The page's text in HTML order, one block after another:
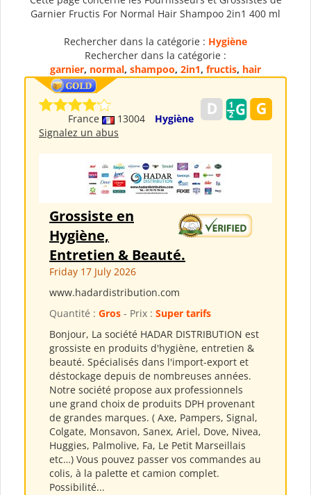
Garnier Fructis For Normal Hair Shampoo 2in1 400 ml
Rechercher dans la catégorie : Hygiène
Rechercher dans la catégorie :
garnier, normal, shampoo, 2in1, fructis, hair
France 13004
Hygiène
Signalez un abus
Grossiste en
Hygiène,
Entretien & Beauté.
Friday 17 July 2026
www.hadardistribution.com
Quantité : Gros - Prix : Super tarifs
Bonjour, La société HADAR DISTRIBUTION est
grossiste en produits d'hygiène, entretien &
beauté. Spécialisés dans l'import-export et
déstockage depuis de nombreuses années.
Notre société propose aux professionnels
une grand choix de produits DPH provenant
de grandes marques. ( Axe, Pampers, Signal,
Colgate, Monsavon, Sanex, Ariel, Dove, Nivea,
Huggies, Palmolive, Fa, Le Petit Marseillais
etc…) Vous pouvez passer vos commandes au
colis, à la palette et camion complet.
Possibilité...